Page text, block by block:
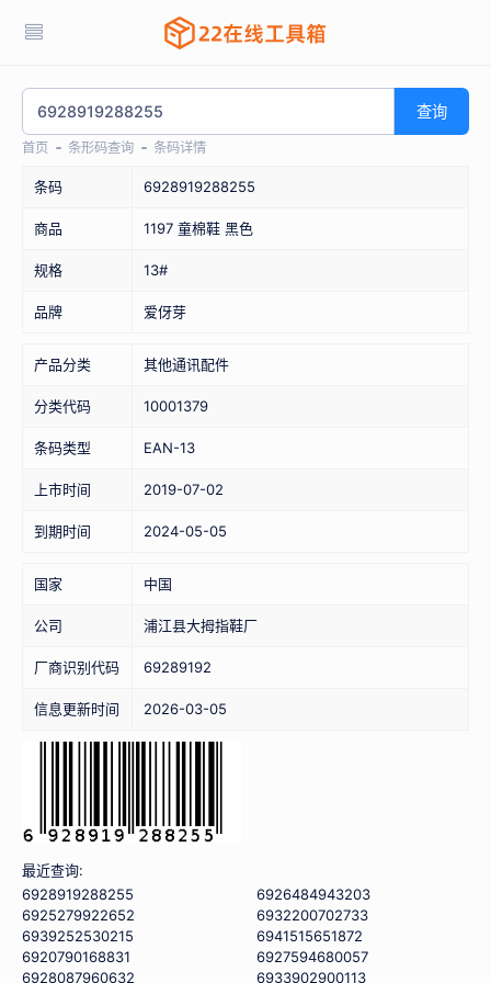
查询
首页 条形码查询 条码详情
条码 6928919288255
商品 1197 童棉鞋 黑色
规格 13#
品牌 爱伢芽
产品分类 其他通讯配件
分类代码 10001379
条码类型 EAN-13
上市时间 2019-07-02
到期时间 2024-05-05
国家 中国
公司 浦江县大拇指鞋厂
厂商识别代码 69289192
信息更新时间 2026-03-05
最近查询:
6928919288255
6926484943203
6925279922652
6932200702733
6939252530215
6941515651872
6920790168831
6927594680057
6928087960632
6933902900113